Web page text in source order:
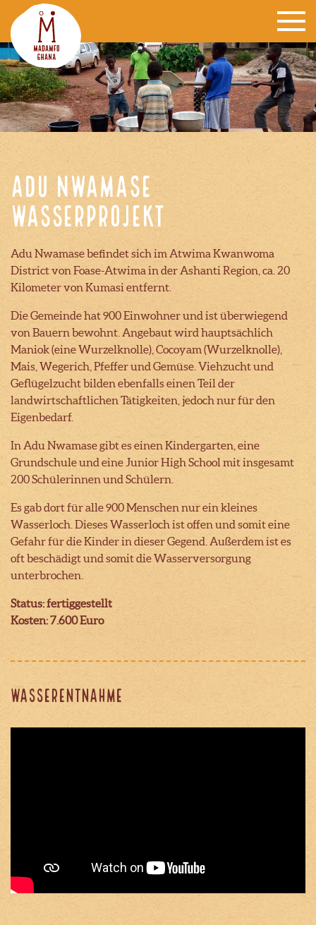
Adu Nwamase
Wasserprojekt
Adu Nwamase befindet sich im Atwima Kwanwoma
District von Foase-Atwima in der Ashanti Region, ca. 20
Kilometer von Kumasi entfernt.
Die Gemeinde hat 900 Einwohner und ist überwiegend
von Bauern bewohnt. Angebaut wird hauptsächlich
Maniok (eine Wurzelknolle), Cocoyam (Wurzelknolle),
Mais, Wegerich, Pfeffer und Gemüse. Viehzucht und
Geflügelzucht bilden ebenfalls einen Teil der
landwirtschaftlichen Tätigkeiten, jedoch nur für den
Eigenbedarf.
In Adu Nwamase gibt es einen Kindergarten, eine
Grundschule und eine Junior High School mit insgesamt
200 Schülerinnen und Schülern.
Es gab dort für alle 900 Menschen nur ein kleines
Wasserloch. Dieses Wasserloch ist offen und somit eine
Gefahr für die Kinder in dieser Gegend. Außerdem ist es
oft beschädigt und somit die Wasserversorgung
unterbrochen.
Status: fertiggestellt
Kosten: 7.600 Euro
Wasserentnahme